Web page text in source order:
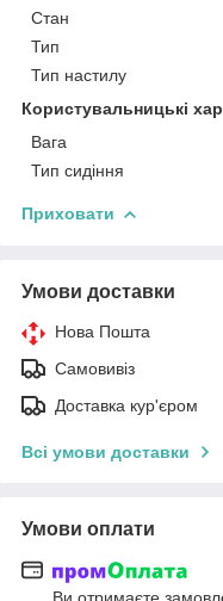
Стан
Тип
Тип настилу
Користувальницькі
Вага
Тип сидіння
Приховати
Умови доставки
Нова Пошта
Самовивіз
Доставка кур'єром
Всі умови доставки
Умови оплати